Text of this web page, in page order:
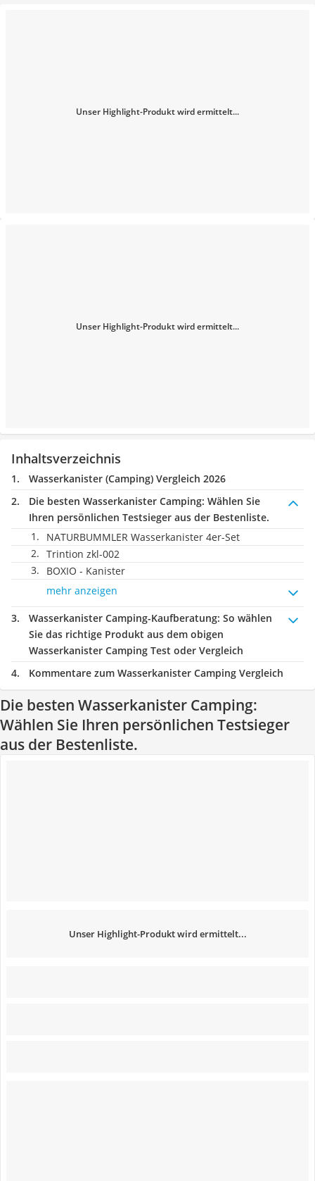
Unser Highlight-Produkt wird ermittelt...
Unser Highlight-Produkt wird ermittelt...
Inhaltsverzeichnis
Wasserkanister (Camping) Vergleich 2026
Die besten Wasserkanister Camping: Wählen Sie
Ihren persönlichen Testsieger aus der Bestenliste.
NATURBUMMLER Wasserkanister 4er-Set
Trintion zkl-002
BOXIO - Kanister
mehr anzeigen
Wasserkanister Camping-Kaufberatung: So wählen
Sie das richtige Produkt aus dem obigen
Wasserkanister Camping Test oder Vergleich
Kommentare zum Wasserkanister Camping Vergleich
Die besten Wasserkanister Camping:
Wählen Sie Ihren persönlichen Testsieger
aus der Bestenliste.
Unser Highlight-Produkt wird ermittelt...